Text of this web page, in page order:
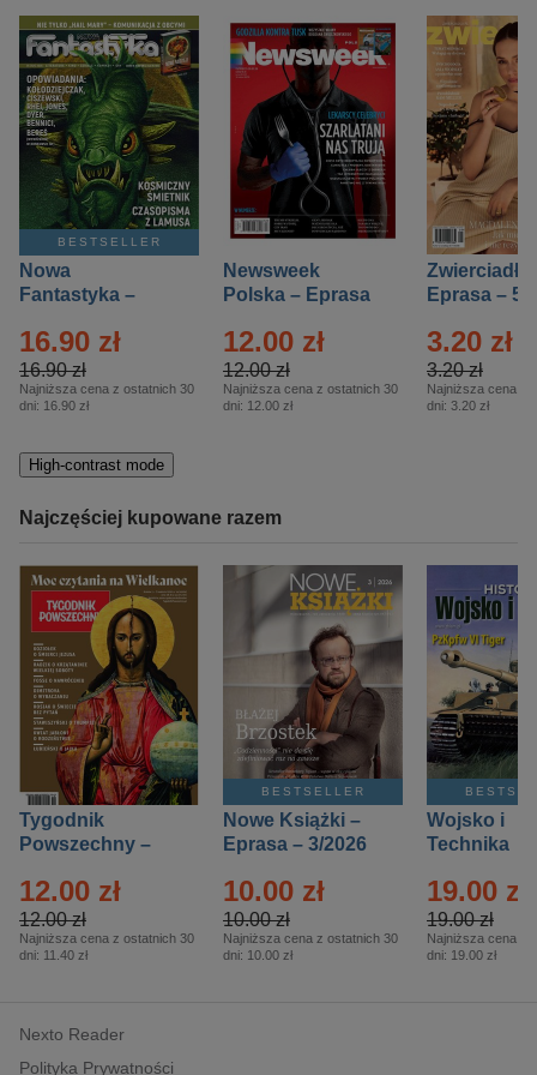
BESTSELLER
Nowa
Fantastyka –
16.90 zł
16.90 zł
Najniższa cena z ostatnich 30
dni: 16.90 zł
Newsweek
Polska – Eprasa
12.00 zł
12.00 zł
Najniższa cena z ostatnich 30
dni: 12.00 zł
Zwierciadło
Eprasa – 5/
3.20 zł
3.20 zł
Najniższa cena z
dni: 3.20 zł
High-contrast mode
Najczęściej kupowane razem
Tygodnik
Powszechny –
12.00 zł
12.00 zł
Najniższa cena z ostatnich 30
dni: 11.40 zł
BESTSELLER
Nowe Książki –
Eprasa – 3/2026
10.00 zł
10.00 zł
Najniższa cena z ostatnich 30
dni: 10.00 zł
Wojsko i
Technika
– 2/2026
19.00 zł
19.00 zł
Najniższa cena z
dni: 19.00 zł
Nexto Reader
Polityka Prywatności